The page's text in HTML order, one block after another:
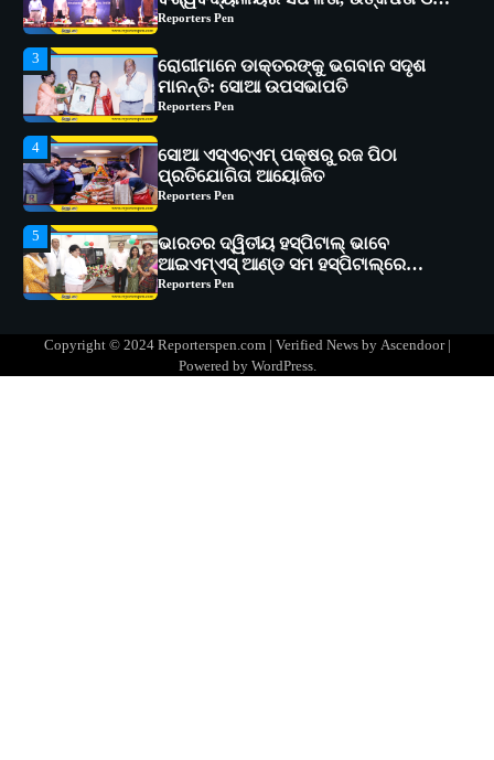
Reporters Pen
4
ସୋଆ ଏସ୍‌ଏଚ୍‌ଏମ୍ ପକ୍ଷରୁ ରଜ ପିଠା
ପ୍ରତିଯୋଗିତା ଆୟୋଜିତ
Reporters Pen
5
ଭାରତର ଦ୍ୱିତୀୟ ହସ୍ପିଟାଲ୍ ଭାବେ
ଆଇଏମ୍‌ଏସ୍ ଆଣ୍ଡ ସମ ହସ୍ପିଟାଲ୍‌ରେ
ଅତ୍ୟାଧୁନିକ ଡିଜିସ୍କାନର ସ୍ଥାପନ
Reporters Pen
1
ସୋଆ ପକ୍ଷରୁ ରାୱେ କାର୍ଯ୍ୟକ୍ରମ ଅଧୀନରେ
୧୧ଟି ଗ୍ରାମରେ ୧୬ଟି କୃଷକ ପ୍ରଶିକ୍ଷଣ
କାର୍ଯ୍ୟକ୍ରମ ଆୟୋଜିତ
Reporters Pen
ବିଶ୍ୱବିଦ୍ୟାଳୟର ସଫଳତା, ଉତ୍କର୍ଷତା ଓ
ଅଗ୍ରଗତିର ସ୍ମୃତିଚାରଣ
Reporters Pen
Copyright © 2024 Reporterspen.com | Verified News by Ascendoor|
Powered by WordPress.